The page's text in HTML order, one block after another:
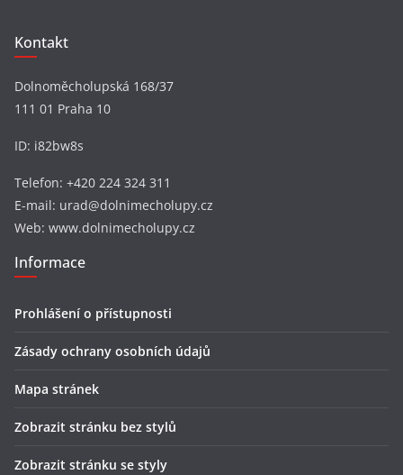
Kontakt
Dolnoměcholupská 168/37
111 01 Praha 10
ID: i82bw8s
Telefon: +420 224 324 311
E-mail: urad@dolnimecholupy.cz
Web: www.dolnimecholupy.cz
Informace
Prohlášení o přístupnosti
Zásady ochrany osobních údajů
Mapa stránek
Zobrazit stránku bez stylů
Zobrazit stránku se styly